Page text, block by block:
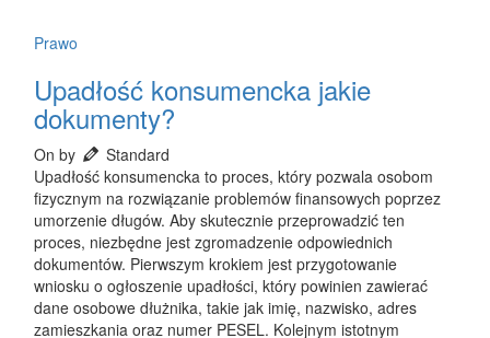
Prawo
Upadłość konsumencka jakie
dokumenty?
On by
Standard
Upadłość konsumencka to proces, który pozwala osobom
fizycznym na rozwiązanie problemów finansowych poprzez
umorzenie długów. Aby skutecznie przeprowadzić ten
proces, niezbędne jest zgromadzenie odpowiednich
dokumentów. Pierwszym krokiem jest przygotowanie
wniosku o ogłoszenie upadłości, który powinien zawierać
dane osobowe dłużnika, takie jak imię, nazwisko, adres
zamieszkania oraz numer PESEL. Kolejnym istotnym